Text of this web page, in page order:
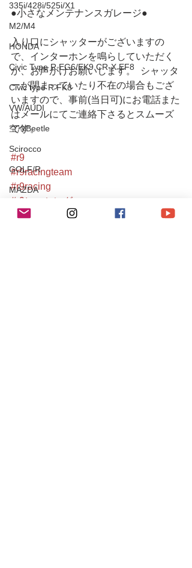
335i/428i/525i/X1
M2/M4
HONDA
Civic Type R EG6/EK9 CR-X EF8
Civic type R FK8
VW/AUDI
空冷Beetle
Scirocco
GOLF/R
MAZDA
ROADSTER
●小さなメンテナンスガレージ●
入り口にシャッターがございますの
で、インターホンを鳴らしていただく
か、お声がけお願いします。  シャッタ
ーが閉まっていたり不在の場合もござ
いますので、事前(当日可)にお電話また
はメールにてご連絡下さるとスムーズ
です。
#r9
#r9racingteam
#r9racing
#r9レーシング
#supra